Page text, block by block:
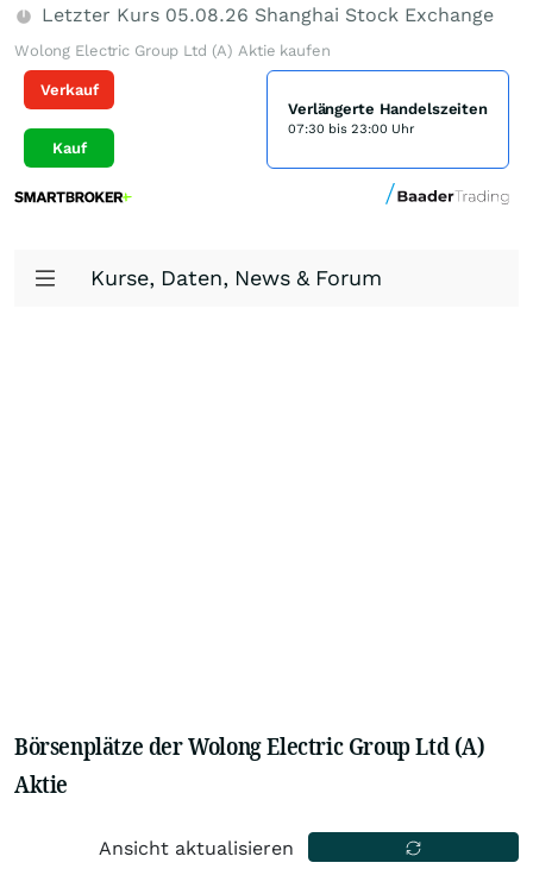
Letzter Kurs 05.08.26 Shanghai Stock Exchange
Wolong Electric Group Ltd (A) Aktie kaufen
Verkauf
Kauf
Verlängerte Handelszeiten
07:30 bis 23:00 Uhr
Kurse, Daten, News & Forum
Börsenplätze der Wolong Electric Group Ltd (A)
Aktie
Ansicht aktualisieren